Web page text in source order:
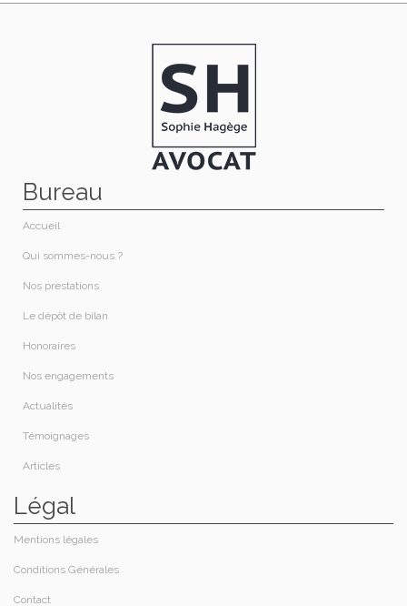
Bureau
Accueil
Qui sommes-nous ?​
Nos prestations​
Le dépôt de bilan
Honoraires​
Nos engagements
Actualités
Témoignages
Articles
Légal
Contact
Mentions légales
Conditions Générales